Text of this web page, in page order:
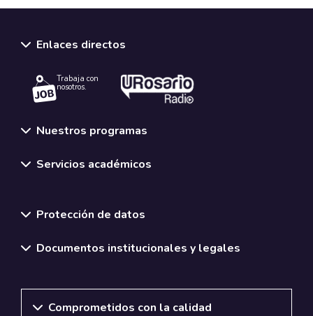
Enlaces directos
Trabaja con
nosotros.
Nuestros programas
Servicios académicos
Protección de datos
Documentos institucionales y legales
Comprometidos con la calidad